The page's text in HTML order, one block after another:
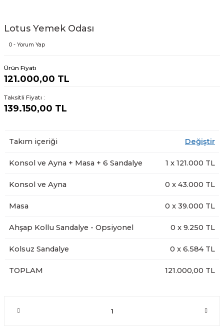
Lotus Yemek Odası
0 - Yorum Yap
Ürün Fiyatı
121.000,00 TL
Taksitli Fiyatı :
139.150,00 TL
Takım içeriği Değiştir
Konsol ve Ayna + Masa + 6 Sandalye 1 x 121.000 TL
Konsol ve Ayna 0 x 43.000 TL
Masa 0 x 39.000 TL
Ahşap Kollu Sandalye - Opsiyonel 0 x 9.250 TL
Kolsuz Sandalye 0 x 6.584TL
TOPLAM 121.000,00 TL